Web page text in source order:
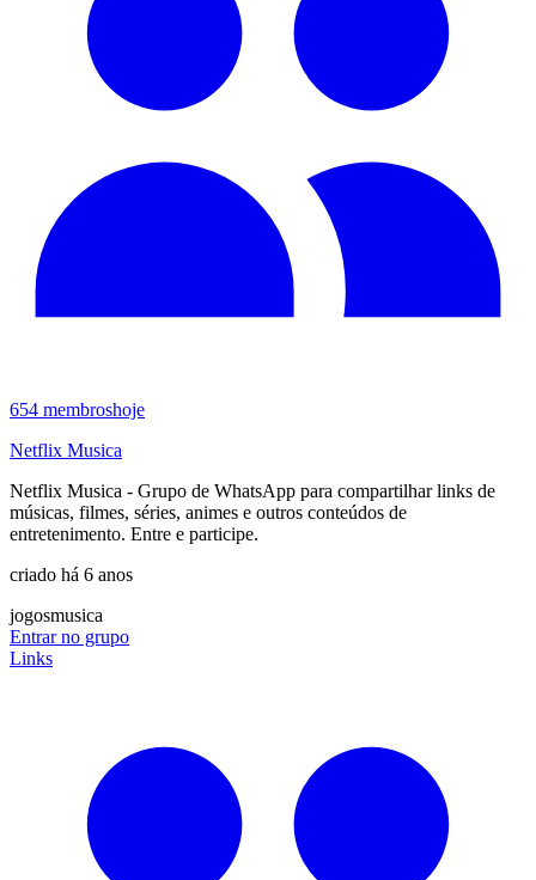
654 membroshoje
Netflix Musica
Netflix Musica - Grupo de WhatsApp para compartilhar links de
músicas, filmes, séries, animes e outros conteúdos de
entretenimento. Entre e participe.
criado há 6 anos
jogosmusica
Entrar no grupo
Links